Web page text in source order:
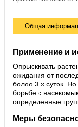
Общая
Применение и
Опрыскивать
ожидания от
более 3-х суток.
борьбе с
определенные
Меры